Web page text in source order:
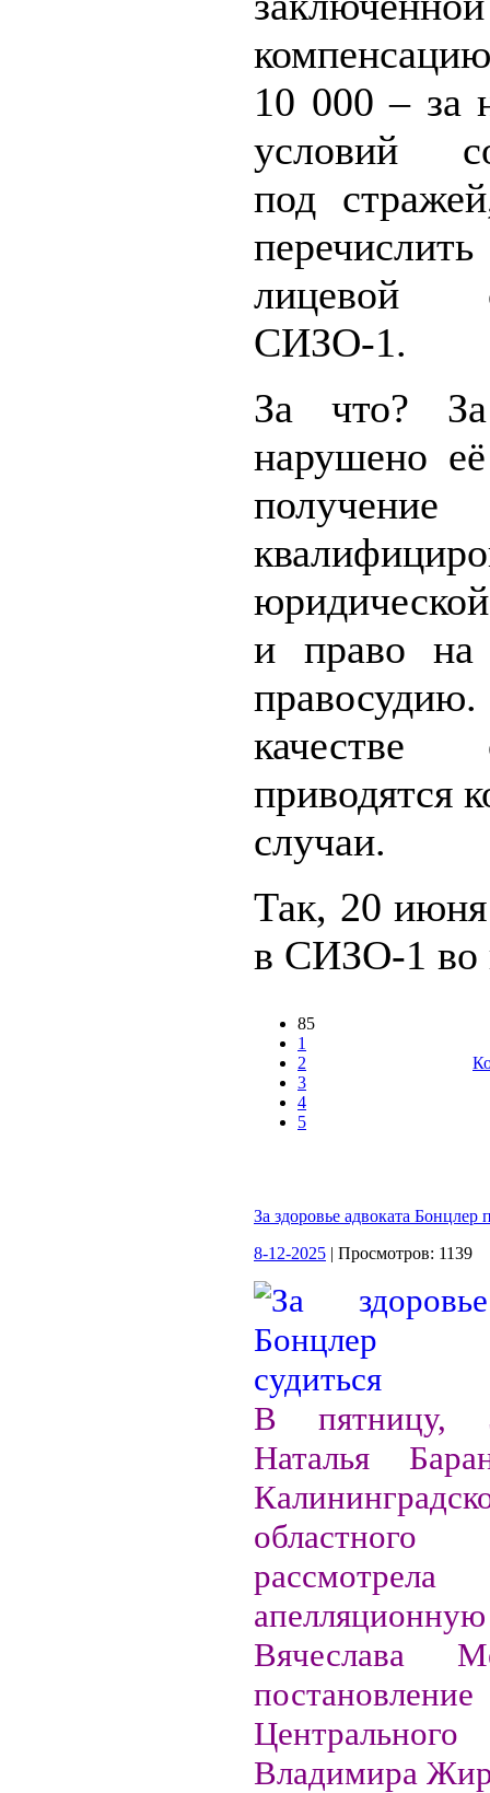
10 000 – за
условий
под
СИЗО-1.
За что?
нарушено
получение
и право на
качестве
приводятся
случаи.
Так, 20
в СИЗО-1 во
85
1
2
3
4
5
За здоровье адвоката Бонцлер
8-12-2025 | Просмотров: 1139
В пятницу,
Наталья
рассмотрела
Вячеслава
Владимира